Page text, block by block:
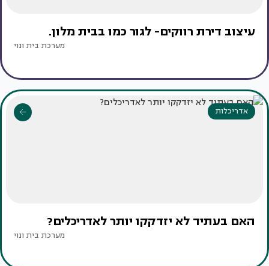
עיצוב דירת רווקים- לגור כמו בבית מלון.
מערכת בית ונוי
אדריכלות
האם בעתיד לא יזדקקו יותר לאדריכלים?
מערכת בית ונוי